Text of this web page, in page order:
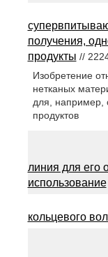
получения,
продукты //
Изобретение
нетканых
для, например,
продуктов
линия для его
использование
кольцевого